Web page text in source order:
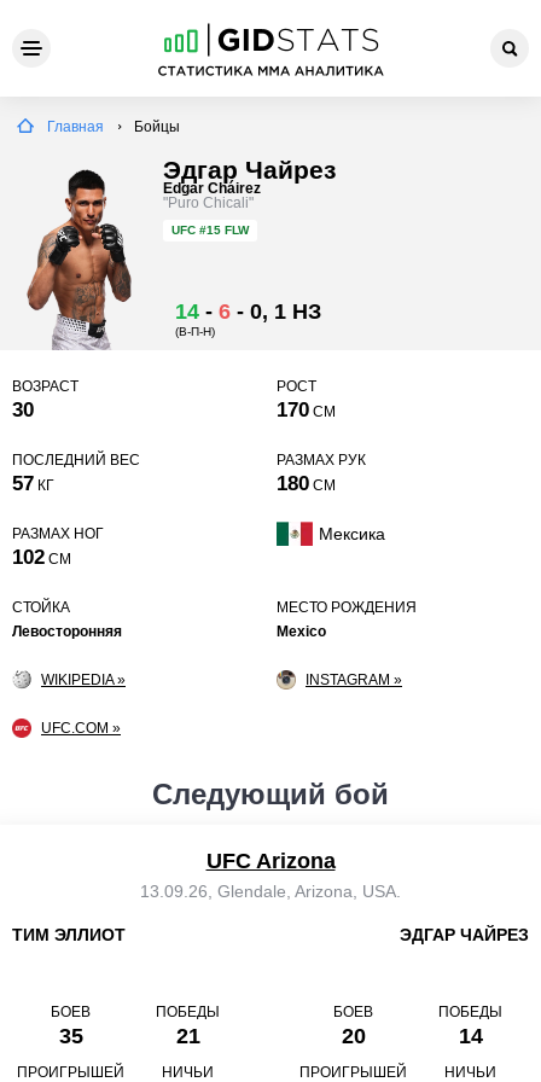
Главная Бойцы
Эдгар Чайрез
Edgar Cháirez
"Puro Chicali"
UFC #15 FLW
14 - 6 - 0, 1 НЗ
(В-П-Н)
ВОЗРАСТ
30
РОСТ
170 СМ
ПОСЛЕДНИЙ ВЕС
57 КГ
РАЗМАХ РУК
180 СМ
РАЗМАХ НОГ
102 СМ
Мексика
СТОЙКА
Левосторонняя
МЕСТО РОЖДЕНИЯ
Mexico
WIKIPEDIA » INSTAGRAM »
UFC.COM »
Следующий бой
UFC Arizona
13.09.26, Glendale, Arizona, USA.
ТИМ ЭЛЛИОТ
БОЕВ
35
ПОБЕДЫ
21
ПРОИГРЫШЕЙ НИЧЬИ
ЭДГАР ЧАЙРЕЗ
БОЕВ
20
ПОБЕДЫ
14
ПРОИГРЫШЕЙ НИЧЬИ